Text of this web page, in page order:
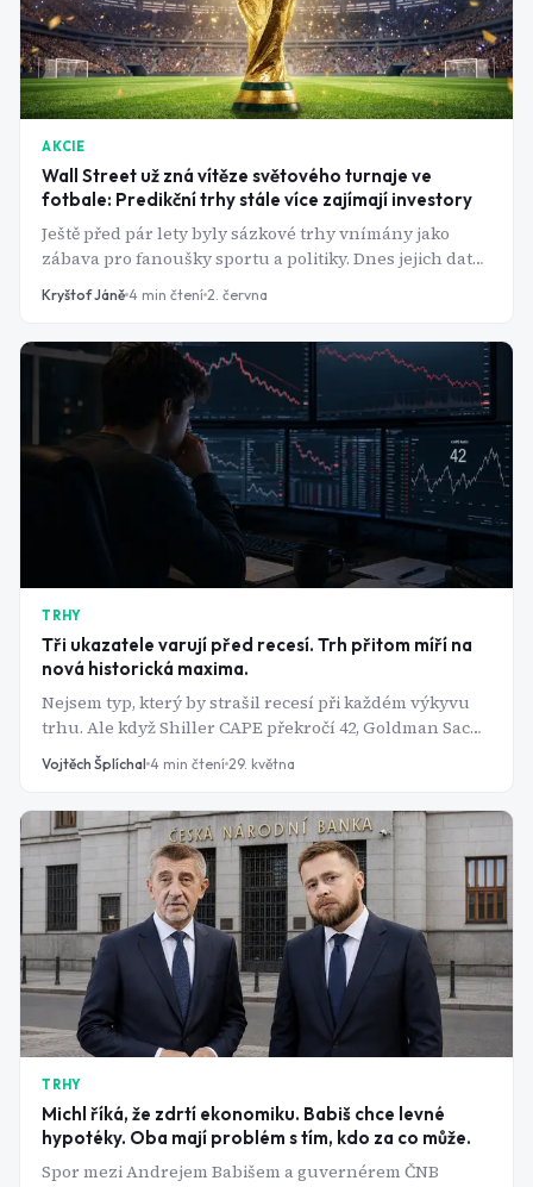
AKCIE
Wall Street už zná vítěze světového turnaje ve
fotbale: Predikční trhy stále více zajímají investory
Ještě před pár lety byly sázkové trhy vnímány jako
zábava pro fanoušky sportu a politiky. Dnes jejich data
sleduje Goldman Sachs, hedge fondy i investoři na Wall
Street. Predikční platformy začínají nabízet něco, co
odhad budoucnosti v reálném čase. Jak to využít při
Kryštof Jáně 4 min čtení 2. června
TRHY
Tři ukazatele varují před recesí. Trh přitom míří na
nová historická maxima.
Nejsem typ, který by strašil recesí při každém výkyvu
trhu. Ale když Shiller CAPE překročí 42, Goldman Sachs
zvedne pravděpodobnost recese na 30 % a výnosová
křivka se normalizuje po dvou letech inverze -
znamená pro moje portfolio.
Vojtěch Šplíchal 4 min čtení 29. května
TRHY
Michl říká, že zdrtí ekonomiku. Babiš chce levné
hypotéky. Oba mají problém s tím, kdo za co může.
Spor mezi Andrejem Babišem a guvernérem ČNB